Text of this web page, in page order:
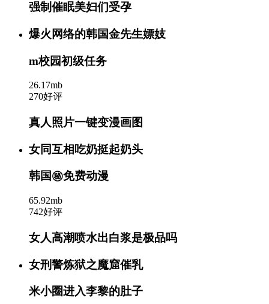
强制催眠美妇们受孕
爆火网络的韩国金先生嫖妓
m校园初级任务
26.17mb
270好评
真人照片一键变漫画图
女同互相吃奶挺起奶头
韩国㊙️免费动漫
65.92mb
742好评
女人高潮喷水出白浆是极品吗
女刑警炼狱之魔窟催乳
米小圈进入李黎的肚子